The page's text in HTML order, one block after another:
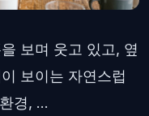
보며 웃고 있고, 옆
보이는 자연스럽
경, ...